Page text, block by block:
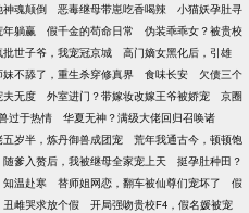
神魂颠倒 恶毒继母带崽吃香喝辣
小猫妖孕肚寻
年躺赢 假千金的苟命日常
伪装乖乖女？被贵校
批世子爷，我宠冠京城
高门嫡女黑化后，引雄
妹不舔了，重生杀穿修真界 食味长安
欠债三个
夫无度 外室进门？带嫁妆改嫁王爷被娇宠
京圈
过于热情
华夏无神？满级大佬回归召唤诸
五岁半，炼丹御兽成团宠
荒年我通古今，顿顿饱
随爹入赘后，我被继母全家宠上天
挺孕肚种田？
知温赴寒 替师姐网恋，翻车被仙尊们宠坏了
假
雌哭求放个假
开局强吻贵校F4，假名媛被宠